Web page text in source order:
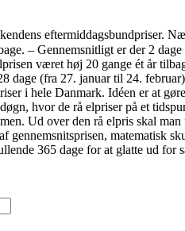
eftermiddagsbundpriser.
– Gennemsnitligt er der 2
været høj 20 gange ét år
dage (fra 27. januar til 24.
i hele Danmark. Idéen er at
hvor de rå elpriser på et
Ud over den rå elpris skal
gennemsnitsprisen, matematisk
365 dage for at glatte ud